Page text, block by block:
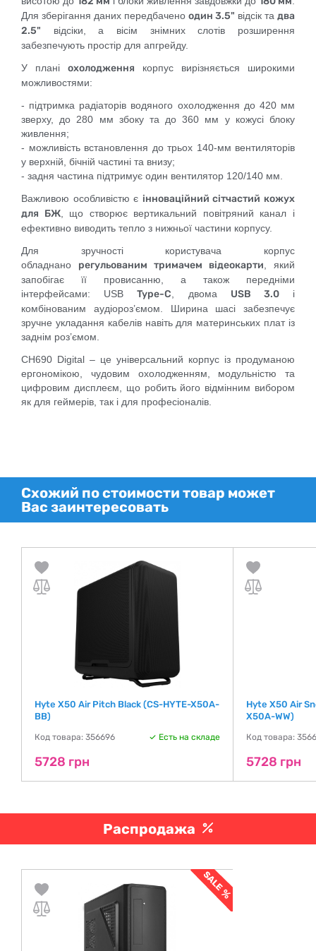
Для зберігання даних передбачено один 3.5" відсік та два
2.5" відсіки, а вісім знімних слотів розширення
забезпечують простір для апгрейду.
У плані охолодження корпус вирізняється широкими
можливостями:
- підтримка радіаторів водяного охолодження до 420 мм
зверху, до 280 мм збоку та до 360 мм у кожусі блоку
живлення;
- можливість встановлення до трьох 140-мм вентиляторів
у верхній, бічній частині та внизу;
- задня частина підтримує один вентилятор 120/140 мм.
Важливою особливістю є інноваційний сітчастий кожух
для БЖ, що створює вертикальний повітряний канал і
ефективно виводить тепло з нижньої частини корпусу.
Для зручності користувача корпус
обладнано регульованим тримачем відеокарти , який
запобігає її провисанню, а також передніми
інтерфейсами: USBType-C , двома USB 3.0і
комбінованим аудіороз’ємом. Ширина шасі забезпечує
зручне укладання кабелів навіть для материнських плат із
заднім роз’ємом.
CH690 Digital – це універсальний корпус із продуманою
ергономікою, чудовим охолодженням, модульністю та
цифровим дисплеєм, що робить його відмінним вибором
як для геймерів, так і для професіоналів.
Схожий по стоимости товар может
Вас заинтересовать
Hyte X50 Air Pitch Black (CS-HYTE-X50A-
BB)
Код товара: 356696 Есть на складе
5728 грн
Hyte X50 Air
X50A-WW)
Код товара:
5728 грн
Распродажа